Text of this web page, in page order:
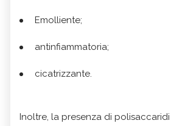
Emolliente;
antinfiammatoria;
cicatrizzante.
Inoltre, la presenza di